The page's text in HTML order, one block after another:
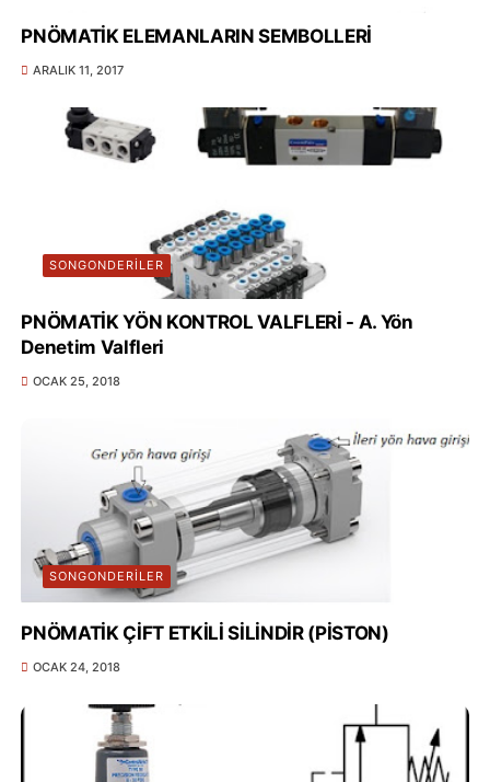
PNÖMATİK ELEMANLARIN SEMBOLLERİ
ARALIK 11, 2017
SONGONDERILER
PNÖMATİK YÖN KONTROL VALFLERİ - A. Yön
Denetim Valfleri
OCAK 25, 2018
SONGONDERILER
PNÖMATİK ÇİFT ETKİLİ SİLİNDİR (PİSTON)
OCAK 24, 2018